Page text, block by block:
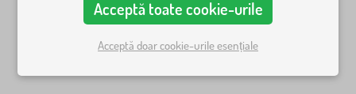
Acceptă toate cookie-urile
Acceptă doar cookie-urile esențiale